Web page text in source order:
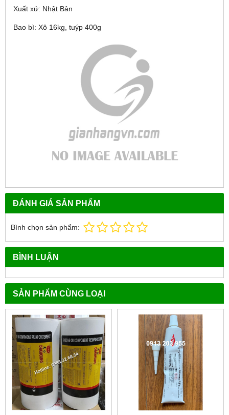
Xuất xứ: Nhật Bản
Bao bì: Xô 16kg, tuýp 400g
ĐÁNH GIÁ SẢN PHẨM
Bình chọn sản phẩm:
BÌNH LUẬN
SẢN PHẨM CÙNG LOẠI